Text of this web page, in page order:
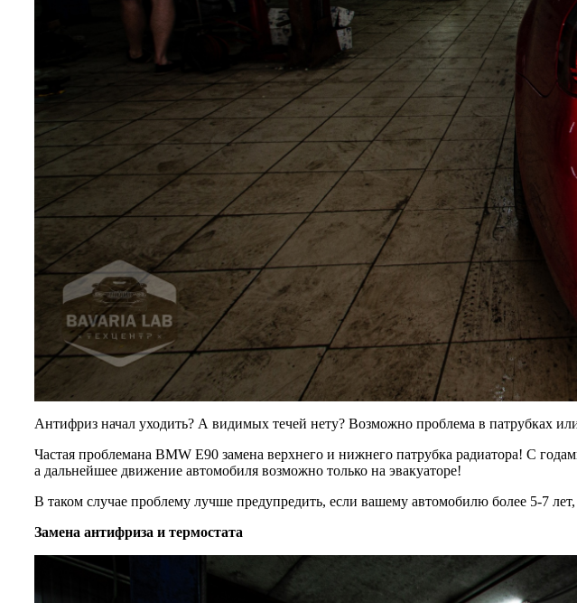
Антифриз начал уходить? А видимых течей нету? Возможно проблема в патрубках
Частая проблемана BMW E90 замена верхнего и нижнего патрубка радиатора! С
а дальнейшее движение автомобиля возможно только на эвакуаторе!
В таком случае проблему лучше предупредить, если вашему автомобилю более 5-7 лет,
Замена антифриза и термостата